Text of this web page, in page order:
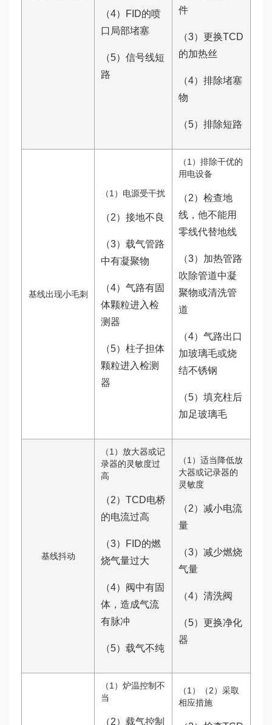
（4）FID的喷
口局部堵塞
（5）信号线短
路
件
（3）更换TCD
的加热丝
（4）排除堵塞
物
（5）排除短路
基线出现小毛刺
（1）电源受干扰
（2）接地不良
（3）载气管路
中有凝聚物
（4）气路有固
体颗粒进入检
测器
（5）柱子担体
颗粒进入检测
器
（1）排除干优的
用电设备
（2）检查地
线，他不能用
零线代替地线
（3）加热管路
吹除管道中凝
聚物或清洗管
道
（4）气路出口
加玻璃毛或烧
结不锈钢
（5）填充柱后
加足玻璃毛
基线抖动
（1）放大器或记
录器的灵敏度过
高
（2）TCD电桥
的电流过高
（3）FID的燃
烧气量过大
（4）阀中有固
体，造成气流
有脉冲
（5）载气不纯
（1）适当降低放
大器或记录器的
灵敏度
（2）减小电流
量
（3）减少燃烧
气量
（4）清洗阀
（5）更换净化
器
（1）炉温控制不
当
（2）载气控制
（1）（2）采取
相应措施